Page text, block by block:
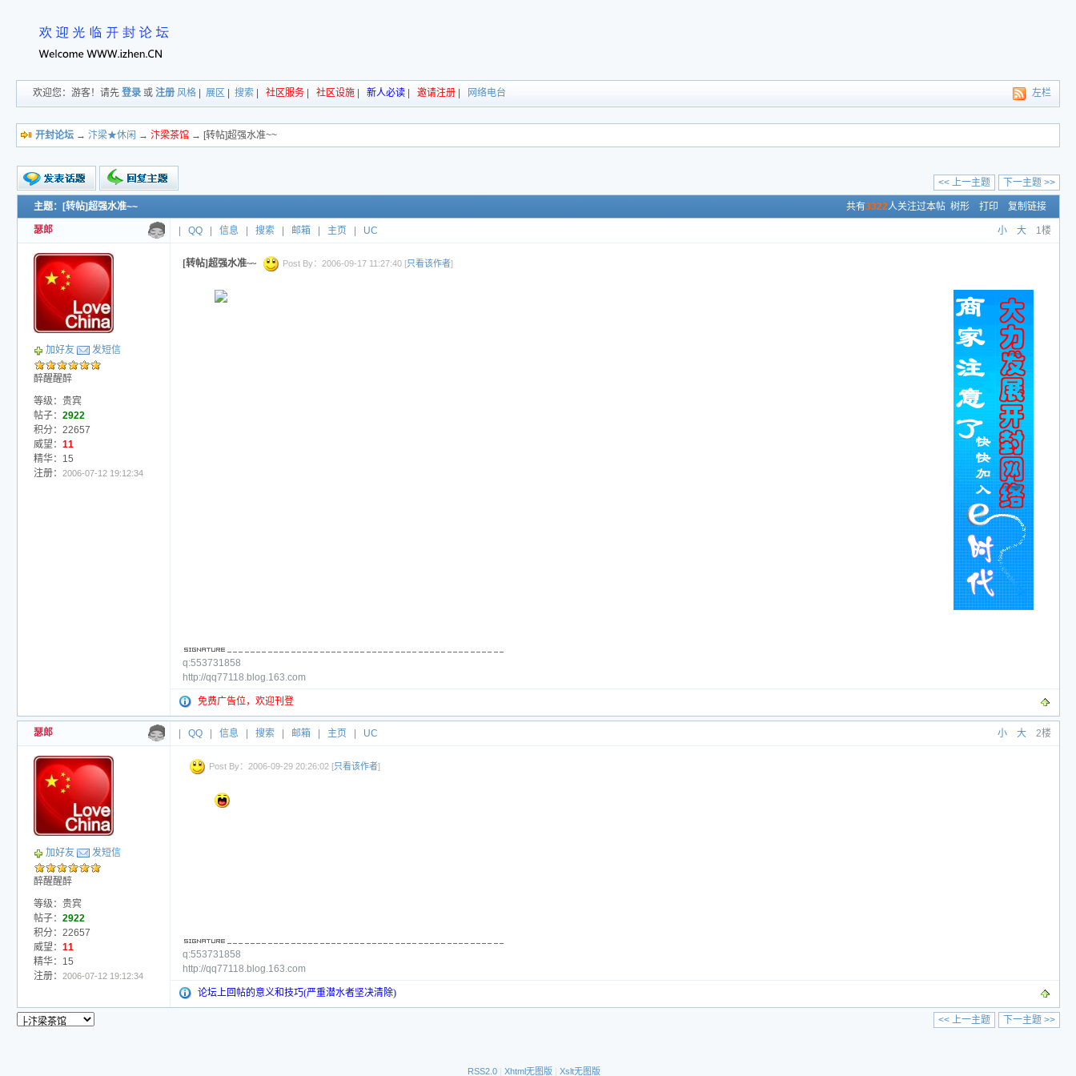
左栏
欢迎您：游客！请先登录 或注册 风格 |展区 |搜索 社区服务 社区设施 新人必读 邀请注册 网络电台
开封论坛 →汴梁★休闲 →汴梁茶馆 → [转帖]超强水准~~
新的主题
投票帖
交易帖
小字报
下一主题 >>
<< 上一主题
共有3322人关注过本帖 树形 打印 复制链接
主题：[转帖]超强水准~~
瑟郎 小 大 1楼
QQ 信息 搜索 邮箱 主页 UC
加好友 发短信
醉醒醒醉
等级：贵宾
帖子： 2922
积分：22657
威望： 11
精华：15
注册：
2006-07-12 19:12:34
[转帖]超强水准~~ Post By：2006-09-17 11:27:40 [只看该作者]
q:553731858
http://qq77118.blog.163.com
免费广告位，欢迎刊登
瑟郎 小 大 2楼
QQ 信息 搜索 邮箱 主页 UC
加好友 发短信
醉醒醒醉
等级：贵宾
帖子： 2922
积分：22657
威望： 11
精华：15
注册：
2006-07-12 19:12:34
Post By：2006-09-29 20:26:02 [只看该作者]
q:553731858
http://qq77118.blog.163.com
论坛上回帖的意义和技巧(严重潜水者坚决清除)
下一主题 >>
<< 上一主题
RSS2.0 | Xhtml无图版 | Xslt无图版